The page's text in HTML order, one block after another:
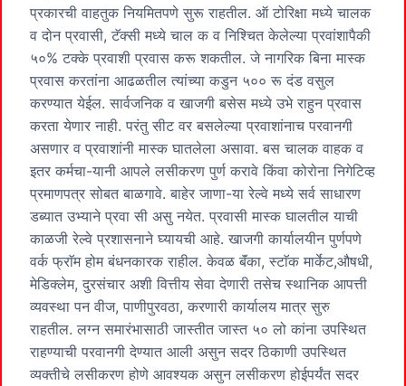
प्रकारची वाहतुक नियमितपणे सुरू राहतील. ऑ टोरिक्षा मध्ये चालक
व दोन प्रवासी, टॅक्सी मध्ये चाल क व निश्चित केलेल्या प्रवांशापैकी
५०% टक्के प्रवाशी प्रवास करू शकतील. जे नागरिक बिना मास्क
प्रवास करतांना आढळतील त्यांच्या कडुन ५०० रू दंड वसुल
करण्यात येईल. सार्वजनिक व खाजगी बसेस मध्ये उभे राहुन प्रवास
करता येणार नाही. परंतु सीट वर बसलेल्या प्रवाशांनाच परवानगी
असणार व प्रवाशांनी मास्क घातलेला असावा. बस चालक वाहक व
इतर कर्मचा-यानी आपले लसीकरण पुर्ण करावे किंवा कोरोना निगेटिव्ह
प्रमाणपत्र सोबत बाळगावे. बाहेर जाणा-या रेल्वे मध्ये सर्व साधारण
डब्यात उभ्याने प्रवा सी असु नयेत. प्रवासी मास्क घालतील याची
काळजी रेल्वे प्रशासनाने घ्यायची आहे. खाजगी कार्यालयीन पुर्णपणे
वर्क फ्राॅम होम बंधनकारक राहील. केवळ बॅंका, स्टाॅक मार्केट,औषधी,
मेडिक्लेम, दुरसंचार अशी वित्तीय सेवा देणारी तसेच स्थानिक आपत्ती
व्यवस्था पन वीज, पाणीपुरवठा, करणारी कार्यालय मात्र सुरु
राहतील. लग्न समारंभासाठी जास्तीत जास्त ५० लो कांना उपस्थित
राहण्याची परवानगी देण्यात आली असुन सदर ठिकाणी उपस्थित
व्यक्तीचे लसीकरण होणे आवश्यक असुन लसीकरण होईपर्यंत सदर